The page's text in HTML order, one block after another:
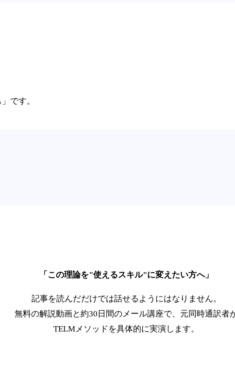
です。
「この理論を"使えるスキル"に変えたい方へ」
記事を読んだだけでは話せるようにはなりません。
無料の解説動画と約30日間のメール講座で、元同時通訳者
TELMメソッドを具体的に実演します。